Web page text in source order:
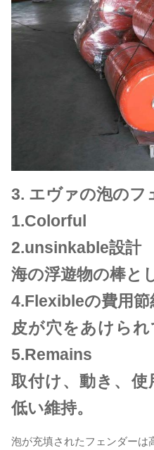
3. エヴァの泡のフ
1.Colorful
2.unsinkable設計
海の浮遊物の棒と
4.Flexibleの費用節
皮が穴をあけら
5.Remains
取付け、動き、使
低い維持。
泡が充填されたフェンダーは